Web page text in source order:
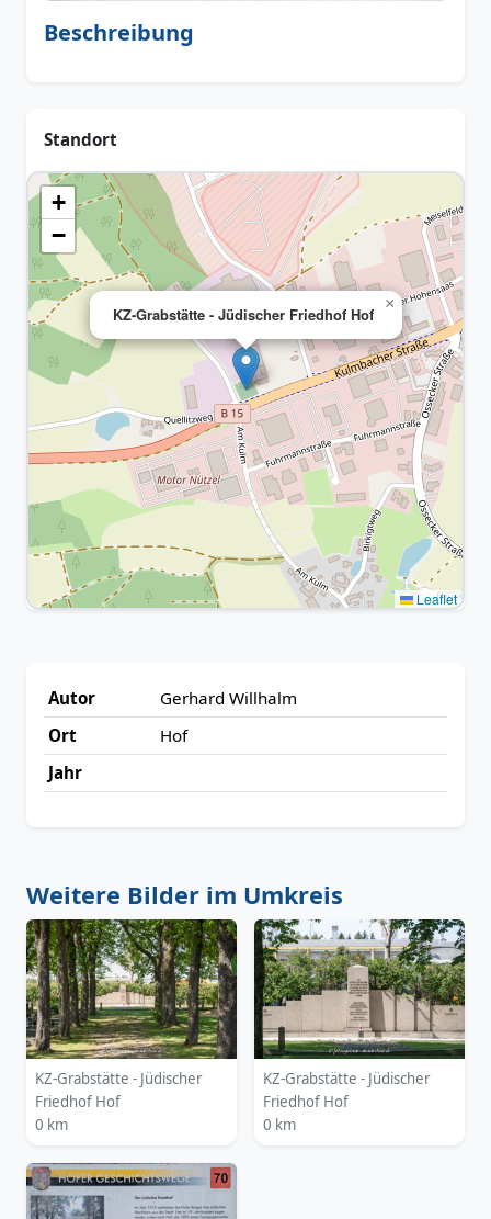
Beschreibung
Standort
KZ-Grabstätte - Jüdischer Friedhof Hof
×
+
−
Leaflet
Autor
Gerhard Willhalm
Ort
Hof
Jahr
Weitere Bilder im Umkreis
KZ-Grabstätte - Jüdischer
Friedhof Hof
0 km
KZ-Grabstätte - Jüdischer
Friedhof Hof
0 km